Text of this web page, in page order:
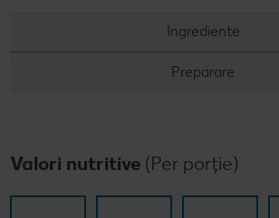
Revista Kaufland - Acum și pe WhatsApp!
Ingrediente
Preparare
Valori nutritive (Per porție)